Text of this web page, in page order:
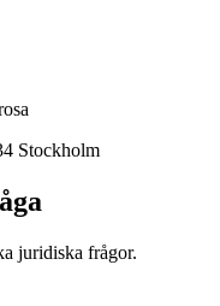
Stockholm
juridiska frågor.